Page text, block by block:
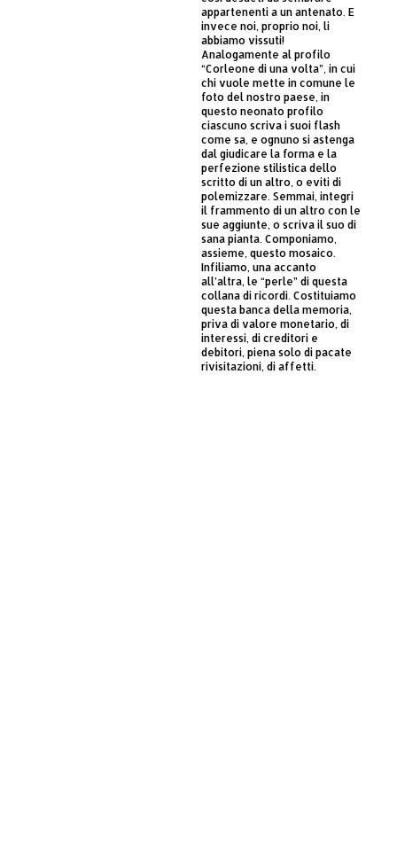
appartenenti a un antenato. E
invece noi, proprio noi, li
abbiamo vissuti!
Analogamente al profilo
“Corleone di una volta”, in cui
chi vuole mette in comune le
foto del nostro paese, in
questo neonato profilo
ciascuno scriva i suoi flash
come sa, e ognuno si astenga
dal giudicare la forma e la
perfezione stilistica dello
scritto di un altro, o eviti di
polemizzare. Semmai, integri
il frammento di un altro con le
sue aggiunte, o scriva il suo di
sana pianta. Componiamo,
assieme, questo mosaico.
Infiliamo, una accanto
all’altra, le “perle” di questa
collana di ricordi. Costituiamo
questa banca della memoria,
priva di valore monetario, di
interessi, di creditori e
debitori, piena solo di pacate
rivisitazioni, di affetti.